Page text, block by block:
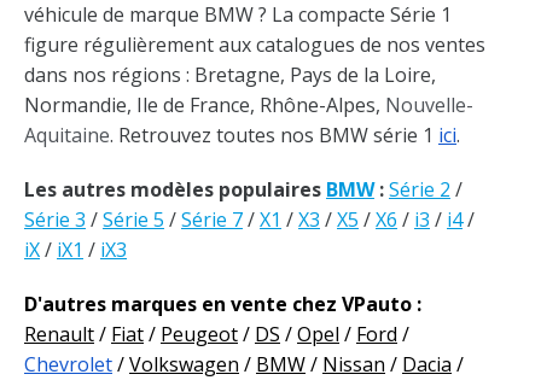
véhicule de marque BMW ? La compacte Série 1
figure régulièrement aux catalogues de nos ventes
dans nos régions : Bretagne, Pays de la Loire,
Normandie, Ile de France, Rhône-Alpes, Nouvelle-
Aquitaine. Retrouvez toutes nos BMW série 1 ici.
Les autres modèles populaires BMW:Série 2 /
Série 3 /Série 5 /Série 7/X1 /X3 /X5 /X6 / i3 / i4/
iX/ iX1 / iX3
D'autres marques en vente chez VPauto :
Renault/ Fiat/ Peugeot/ DS /Opel / Ford /
Chevrolet/Volkswagen / BMW/ Nissan / Dacia /